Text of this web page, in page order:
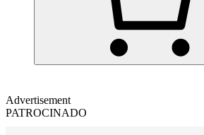
Advertisement
PATROCINADO